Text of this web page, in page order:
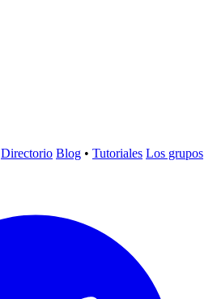
Directorio Blog • Tutoriales Los grupos